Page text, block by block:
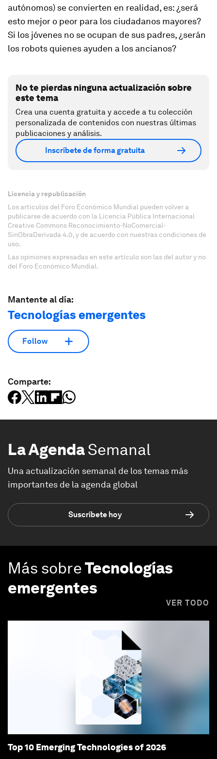
autónomos) se convierten en realidad, es: ¿será
esto mejor o peor para los ciudadanos mayores?
Si los jóvenes no se ocupan de sus padres, ¿serán
los robots quienes ayuden a los ancianos?
No te pierdas ninguna actualización sobre
este tema
Crea una cuenta gratuita y accede a tu colección
personalizada de contenidos con nuestras últimas
publicaciones y análisis.
Inscríbete de forma gratuita
Licencia y republicación
Los artículos del Foro Económico Mundial pueden volver a
publicarse de acuerdo con la Licencia Pública Internacional
Creative Commons Reconocimiento-NoComercial-
SinObraDerivada 4.0, y de acuerdo con nuestras condiciones de
uso.
Las opiniones expresadas en este artículo son las del autor y no
del Foro Económico Mundial.
Mantente al día:
Tecnologías emergentes
Follow
Comparte:
La AgendaSemanal
Una actualización semanal de los temas más
importantes de la agenda global
Suscríbete hoy
Más sobreTecnologías
emergentes
VER TODO
Top 10 Emerging Technologies of 2026